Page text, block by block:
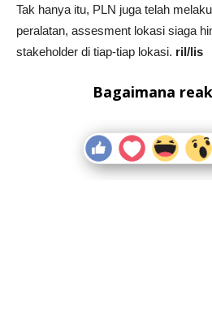
Tak hanya itu, PLN juga telah
peralatan, assesment lokasi siaga
stakeholder di tiap-tiap lokasi. ril/lis
Bagaimana